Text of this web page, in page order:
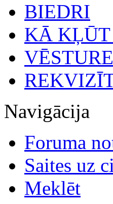
BIEDRI
KĀ KĻŪT
VĒSTURE
Navigācija
Foruma
Saites uz
Meklēt